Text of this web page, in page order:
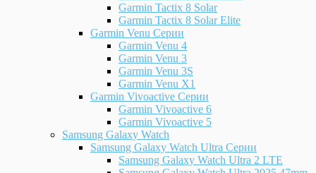
Garmin Tactix 8 Solar
Garmin Tactix 8 Solar Elite
Garmin Venu Серии
Garmin Venu 4
Garmin Venu 3
Garmin Venu 3S
Garmin Venu X1
Garmin Vivoactive Серии
Garmin Vivoactive 6
Garmin Vivoactive 5
Samsung Galaxy Watch
Samsung Galaxy Watch Ultra Серии
Samsung Galaxy Watch Ultra 2 LTE